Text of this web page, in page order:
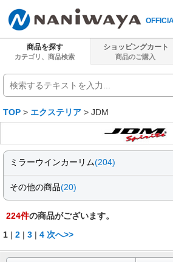
商品を探す
カテゴリ、商品検索
ショッピングカート
商品のご購入
TOP > エクステリア > JDM
ミラーウインカーリム(204)
その他の商品(20)
224件の商品がございます。
1 | 2 | 3 | 4 次へ>>